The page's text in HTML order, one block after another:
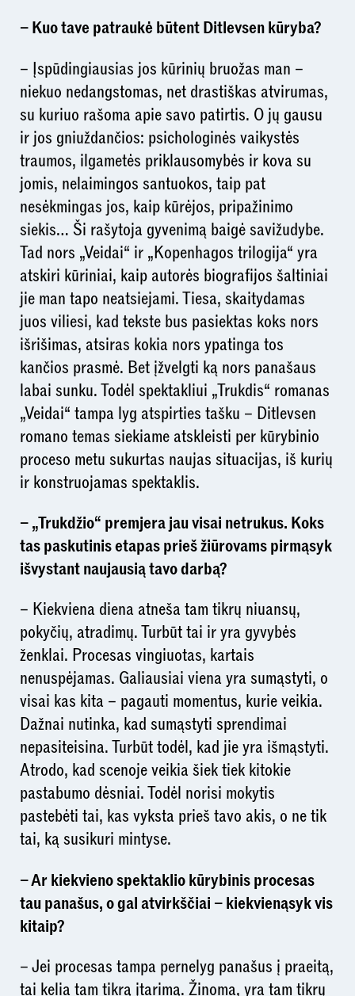
– Kuo tave patraukė būtent Ditlevsen kūryba?
– Įspūdingiausias jos kūrinių bruožas man –
niekuo nedangstomas, net drastiškas atvirumas,
su kuriuo rašoma apie savo patirtis. O jų gausu
ir jos gniuždančios: psichologinės vaikystės
traumos, ilgametės priklausomybės ir kova su
jomis, nelaimingos santuokos, taip pat
nesėkmingas jos, kaip kūrėjos, pripažinimo
siekis… Ši rašytoja gyvenimą baigė savižudybe.
Tad nors „Veidai“ ir „Kopenhagos trilogija“ yra
atskiri kūriniai, kaip autorės biografijos šaltiniai
jie man tapo neatsiejami. Tiesa, skaitydamas
juos viliesi, kad tekste bus pasiektas koks nors
išrišimas, atsiras kokia nors ypatinga tos
kančios prasmė. Bet įžvelgti ką nors panašaus
labai sunku. Todėl spektakliui „Trukdis“ romanas
„Veidai“ tampa lyg atspirties tašku – Ditlevsen
romano temas siekiame atskleisti per kūrybinio
proceso metu sukurtas naujas situacijas, iš kurių
ir konstruojamas spektaklis.
– „Trukdžio“ premjera jau visai netrukus. Koks
tas paskutinis etapas prieš žiūrovams pirmąsyk
išvystant naujausią tavo darbą?
– Kiekviena diena atneša tam tikrų niuansų,
pokyčių, atradimų. Turbūt tai ir yra gyvybės
ženklai. Procesas vingiuotas, kartais
nenuspėjamas. Galiausiai viena yra sumąstyti, o
visai kas kita – pagauti momentus, kurie veikia.
Dažnai nutinka, kad sumąstyti sprendimai
nepasiteisina. Turbūt todėl, kad jie yra išmąstyti.
Atrodo, kad scenoje veikia šiek tiek kitokie
pastabumo dėsniai. Todėl norisi mokytis
pastebėti tai, kas vyksta prieš tavo akis, o ne tik
tai, ką susikuri mintyse.
– Ar kiekvieno spektaklio kūrybinis procesas
tau panašus, o gal atvirkščiai – kiekvienąsyk vis
kitaip?
– Jei procesas tampa pernelyg panašus į praeitą,
tai kelia tam tikrą įtarimą. Žinoma, yra tam tikrų